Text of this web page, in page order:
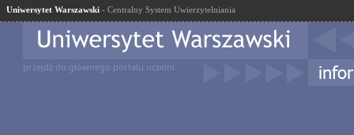
Uniwersytet Warszawski - Centralny System Uwierzytelniania
przejdź do głównego portalu uczelni